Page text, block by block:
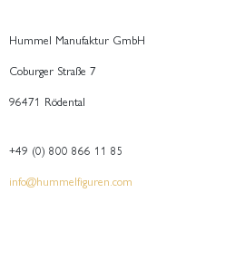
Hummel Manufaktur GmbH
Coburger Straße 7
96471 Rödental
+49 (0) 800 866 11 85
info@hummelfiguren.com